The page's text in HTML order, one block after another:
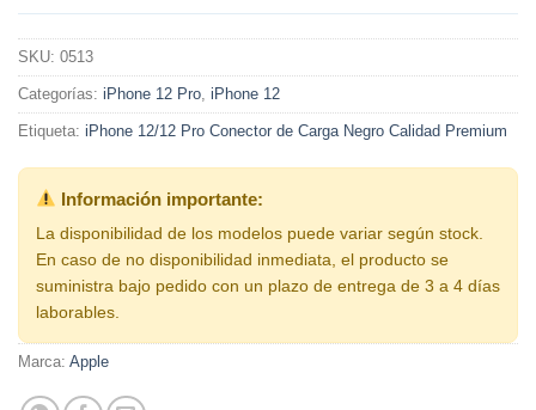
SKU: 0513
Categorías: iPhone 12 Pro iPhone 12
Etiqueta: iPhone 12/12 Pro Conector de Carga Negro Calidad Premium
Información importante:
La disponibilidad de los modelos puede variar según stock.
En caso de no disponibilidad inmediata, el producto se
suministra bajo pedido con un plazo de entrega de 3 a 4 días
laborables.
Marca: Apple